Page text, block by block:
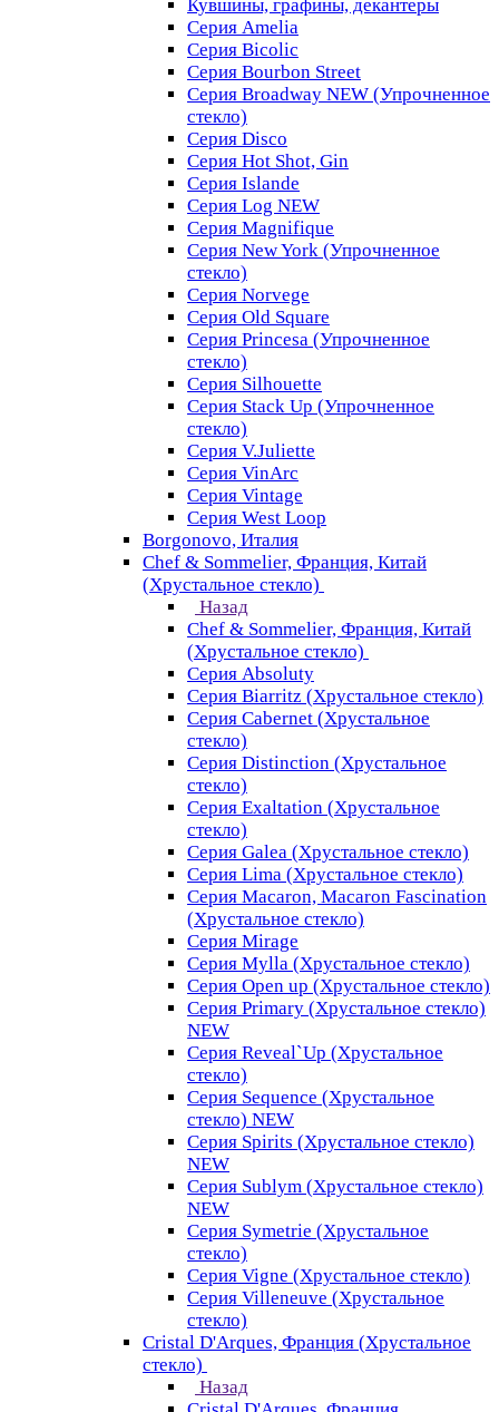
Кувшины, графины, декантеры
Серия Amelia
Серия Bicolic
Серия Bourbon Street
Серия Broadway NEW (Упрочненное
стекло)
Серия Disco
Серия Hot Shot, Gin
Серия Islande
Серия Log NEW
Серия Magnifique
Серия New York (Упрочненное
стекло)
Серия Norvege
Серия Old Square
Серия Princesa (Упрочненное
стекло)
Серия Silhouette
Серия Stack Up (Упрочненное
стекло)
Серия V.Juliette
Серия VinArc
Серия Vintage
Серия West Loop
Borgonovo, Италия
Chef & Sommelier, Франция, Китай
(Хрустальное стекло)
Назад
Chef & Sommelier, Франция, Китай
(Хрустальное стекло)
Серия Absoluty
Серия Biarritz (Хрустальное стекло)
Серия Cabernet (Хрустальное
стекло)
Серия Distinction (Хрустальное
стекло)
Серия Exaltation (Хрустальное
стекло)
Серия Galea (Хрустальное стекло)
Серия Lima (Хрустальное стекло)
Серия Macaron, Macaron Fascination
(Хрустальное стекло)
Серия Mirage
Серия Mylla (Хрустальное стекло)
Серия Open up (Хрустальное стекло)
Серия Primary (Хрустальное стекло)
NEW
Серия Reveal`Up (Хрустальное
стекло)
Серия Sequence (Хрустальное
стекло) NEW
Серия Spirits (Хрустальное стекло)
NEW
Серия Sublym (Хрустальное стекло)
NEW
Серия Symetrie (Хрустальное
стекло)
Серия Vigne (Хрустальное стекло)
Серия Villeneuve (Хрустальное
стекло)
Cristal D'Arques, Франция (Хрустальное
стекло)
Назад